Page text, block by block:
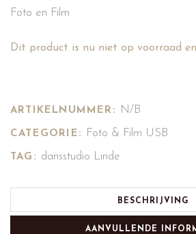
Foto en Film
Dit product is nu niet op voorraad
ARTIKELNUMMER: N/B
CATEGORIE: Foto & Film USB
TAG: dansstudio Linde
BESCHRIJVING
AANVULLENDE